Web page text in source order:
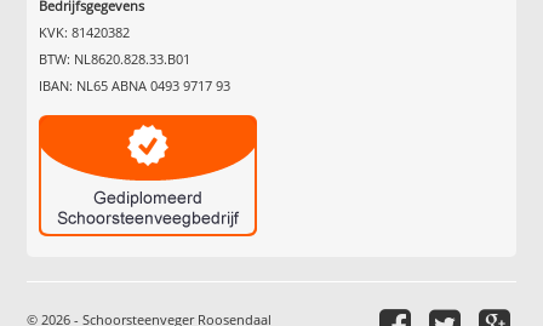
Bedrijfsgegevens
KVK: 81420382
BTW: NL8620.828.33.B01
IBAN: NL65 ABNA 0493 9717 93
© 2026 - Schoorsteenveger Roosendaal